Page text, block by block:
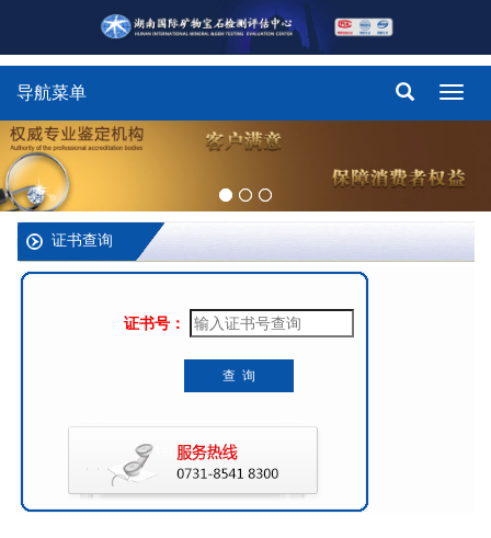
导航菜单
证书查询
证书号：
查 询